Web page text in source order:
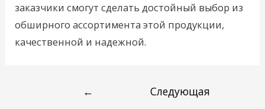
заказчики смогут сделать достойный выбор из
обширного ассортимента этой продукции,
качественной и надежной.
←
Следующая